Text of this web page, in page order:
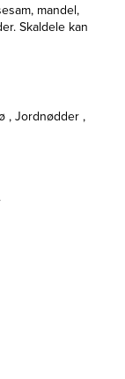
mandel,
Skaldele kan
, Jordnødder ,